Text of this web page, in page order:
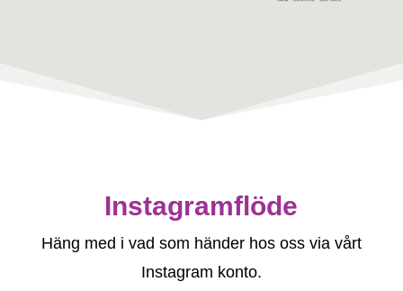
Instagramflöde
Häng med i vad som händer hos oss via vårt
Instagram konto.